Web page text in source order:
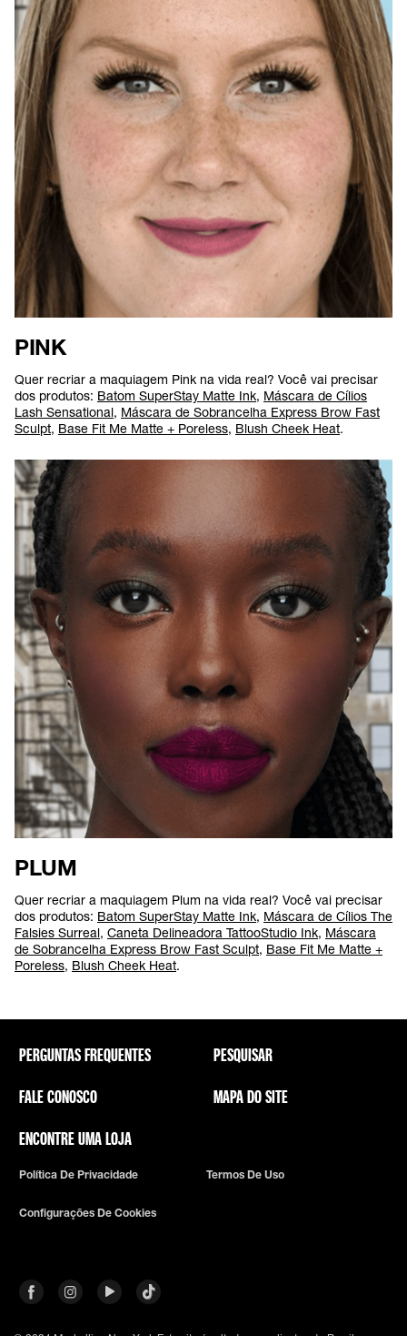
PINK
Quer recriar a maquiagem Pink na vida real? Você vai precisar
dos produtos: Batom SuperStay Matte Ink, Máscara de Cílios
Lash Sensational, Máscara de Sobrancelha Express Brow Fast
Sculpt, Base Fit Me Matte + Poreless, Blush Cheek Heat.
PLUM
Quer recriar a maquiagem Plum na vida real? Você vai precisar
dos produtos: Batom SuperStay Matte Ink, Máscara de Cílios The
Falsies Surreal, Caneta Delineadora TattooStudio Ink, Máscara
de Sobrancelha Express Brow Fast Sculpt, Base Fit Me Matte +
Poreless, Blush Cheek Heat.
PERGUNTAS FREQUENTES
FALE CONOSCO
ENCONTRE UMA LOJA
PESQUISAR
MAPA DO SITE
Política De Privacidade Termos De Uso
Configurações De Cookies